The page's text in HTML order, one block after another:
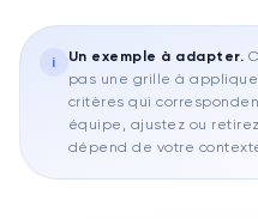
i Un exemple à adapter.
pas une grille à
critères qui
équipe, ajustez ou
dépend de votre